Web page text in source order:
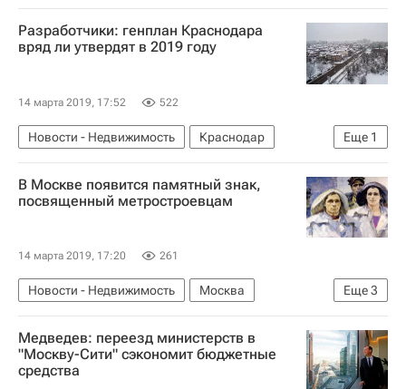
Разработчики: генплан Краснодара
вряд ли утвердят в 2019 году
14 марта 2019, 17:52 522
Еще 1
Новости - Недвижимость
Краснодар
Архитектура
В Москве появится памятный знак,
посвященный метростроевцам
14 марта 2019, 17:20 261
Еще3
Новости - Недвижимость
Москва
Строительство метро в Москве
Метро
Мосгордума
Медведев: переезд министерств в
"Москву-Сити" сэкономит бюджетные
средства